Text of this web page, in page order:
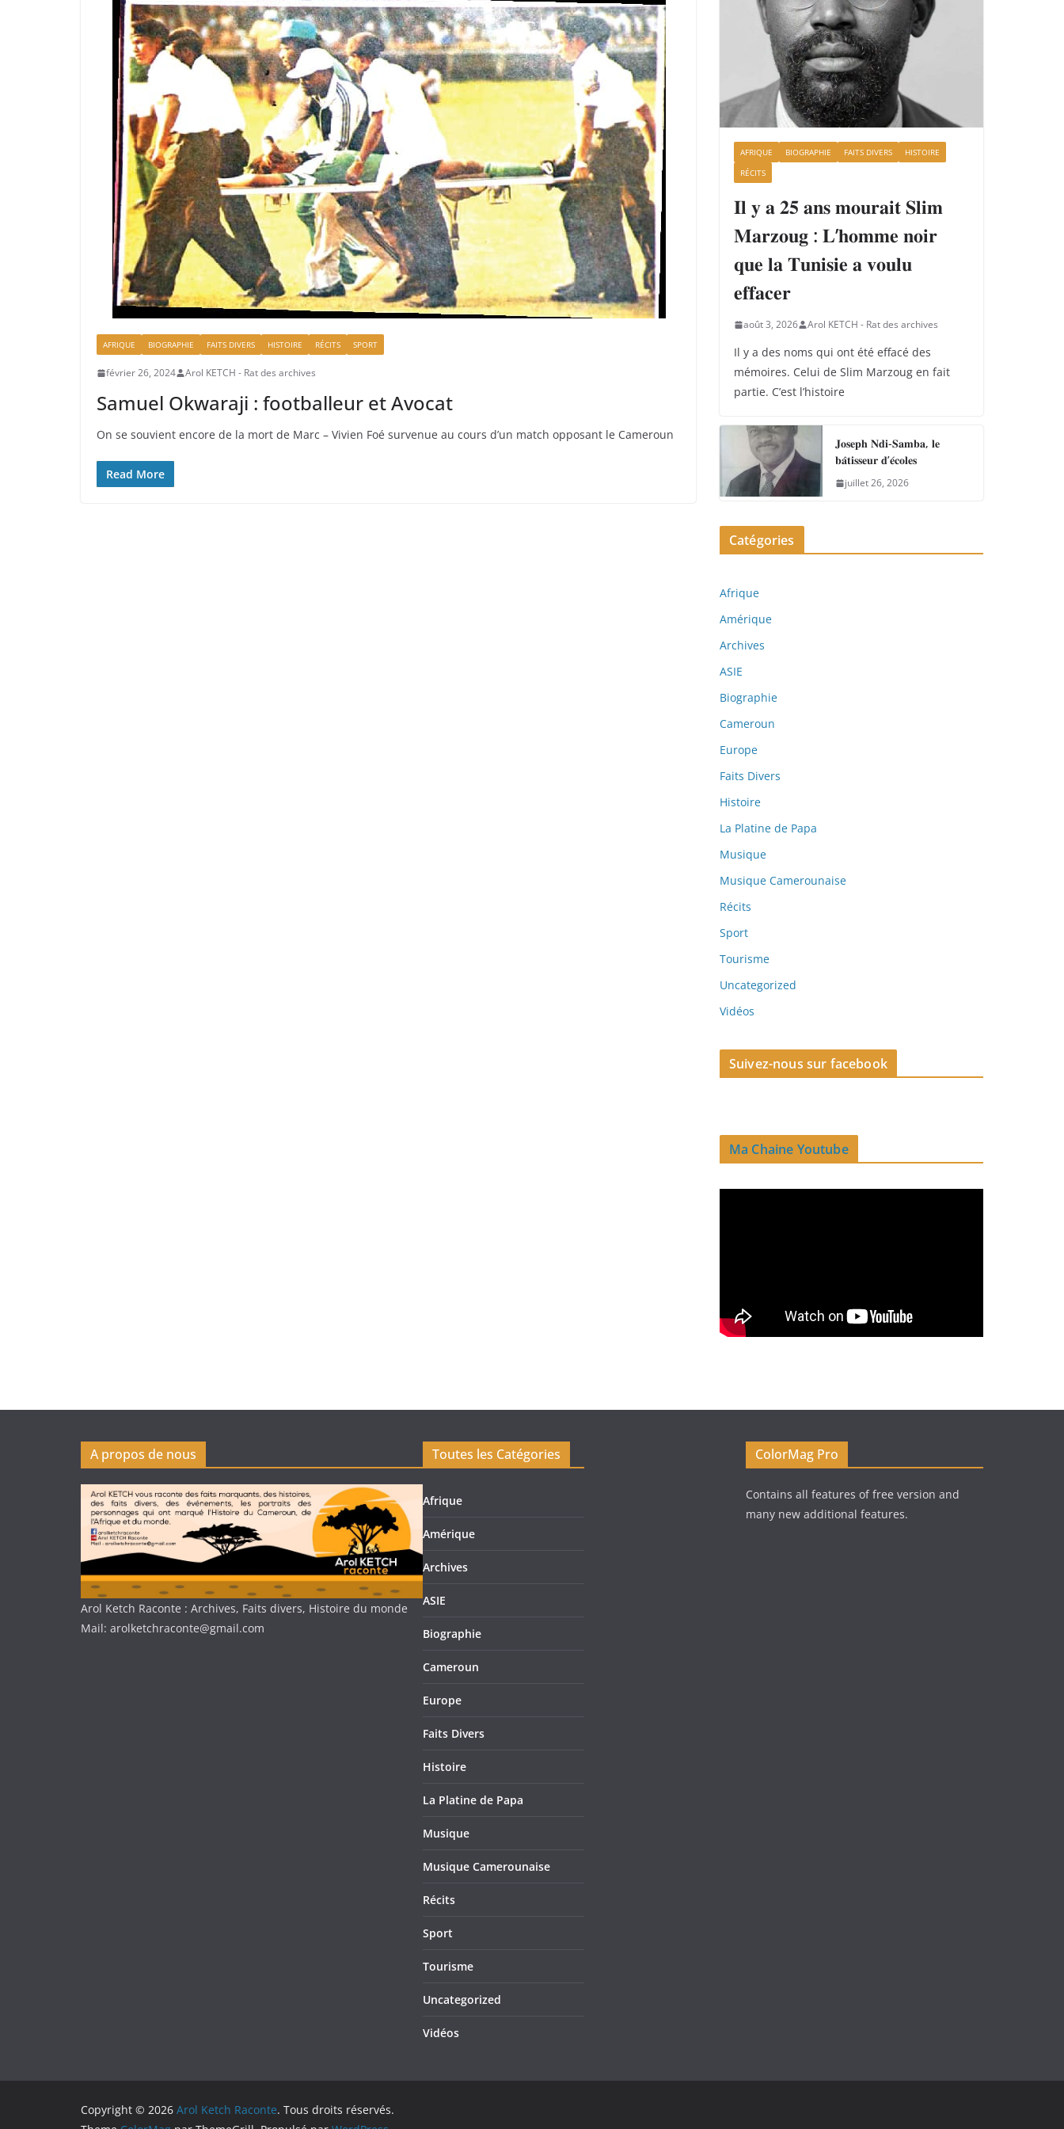
AFRIQUE BIOGRAPHIE FAITS DIVERS HISTOIRE RÉCITS SPORT
février 26, 2024 Arol KETCH - Rat des archives
Samuel Okwaraji : footballeur et Avocat
On se souvient encore de la mort de Marc – Vivien Foé survenue au cours d’un match opposant le Cameroun
Read More
AFRIQUE BIOGRAPHIE FAITS DIVERS
HISTOIRE
RÉCITS
𝐈𝐥 𝐲 𝐚 𝟐𝟓 𝐚𝐧𝐬 𝐦𝐨𝐮𝐫𝐚𝐢𝐭 𝐒𝐥𝐢𝐦
𝐌𝐚𝐫𝐳𝐨𝐮𝐠 : 𝐋’𝐡𝐨𝐦𝐦𝐞 𝐧𝐨𝐢𝐫
𝐪𝐮𝐞 𝐥𝐚 𝐓𝐮𝐧𝐢𝐬𝐢𝐞 𝐚 𝐯𝐨𝐮𝐥𝐮
𝐞𝐟𝐟𝐚𝐜𝐞𝐫
août 3, 2026 Arol KETCH - Rat des archives
Il y a des noms qui ont été effacé des
mémoires. Celui de Slim Marzoug en fait
partie. C’est l’histoire
𝐉𝐨𝐬𝐞𝐩𝐡 𝐍𝐝𝐢-𝐒𝐚𝐦𝐛𝐚, 𝐥𝐞
𝐛𝐚̂𝐭𝐢𝐬𝐬𝐞𝐮𝐫 𝐝’𝐞́𝐜𝐨𝐥𝐞𝐬
juillet 26, 2026
Catégories
Afrique
Amérique
Archives
ASIE
Biographie
Cameroun
Europe
Faits Divers
Histoire
La Platine de Papa
Musique
Musique Camerounaise
Récits
Sport
Tourisme
Uncategorized
Vidéos
Suivez-nous sur facebook
Ma Chaine Youtube
A propos de nous
Arol Ketch Raconte : Archives, Faits divers, Histoire du monde
Mail: arolketchraconte@gmail.com
Toutes les Catégories
Afrique
Amérique
Archives
ASIE
Biographie
Cameroun
Europe
Faits Divers
Histoire
La Platine de Papa
Musique
Musique Camerounaise
Récits
Sport
Tourisme
Uncategorized
Vidéos
ColorMag Pro
Contains all features of free version and
many new additional features.
Copyright © 2026 Arol Ketch Raconte. Tous droits réservés.